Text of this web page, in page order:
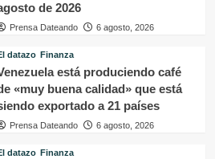
de 2026
Prensa Dateando 6 agosto, 2026
datazo Finanza
está produciendo café
«muy buena calidad» que está
exportado a 21 países
Prensa Dateando 6 agosto, 2026
datazo Finanza